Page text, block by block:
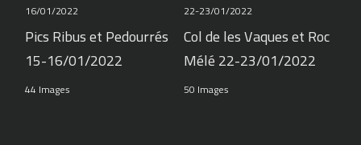
Pics Ribus et Pedourrés
15-16/01/2022
44 Images
Col de les Vaques et Roc
Mélé 22-23/01/2022
50 Images